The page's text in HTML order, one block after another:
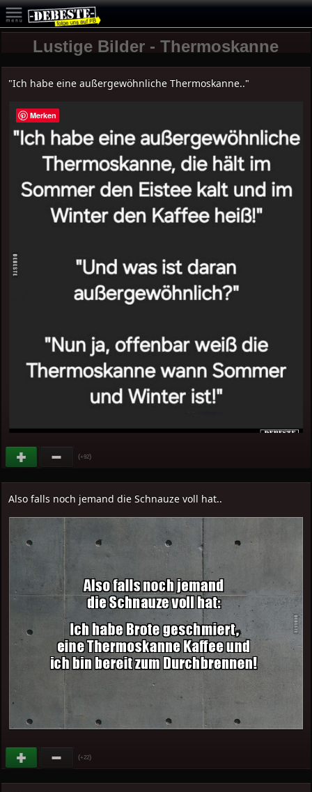
Lustige Bilder - Thermoskanne
"Ich habe eine außergewöhnliche Thermoskanne.."
(+92)
Also falls noch jemand die Schnauze voll hat..
(+22)
Merken